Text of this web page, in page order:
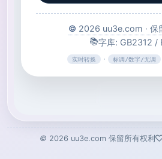
© 2026 uu3e.com 保留所有权利